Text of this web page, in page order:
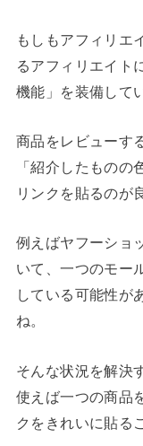
もしもアフィリエ
るアフィリエイト
機能」を装備して
商品をレビューす
「紹介したもの
リンクを貼るのが
例えばヤフーショ
いて、一つのモー
している可能性が
ね。
そんな状況を解決
使えば一つの商品
クをきれいに貼る